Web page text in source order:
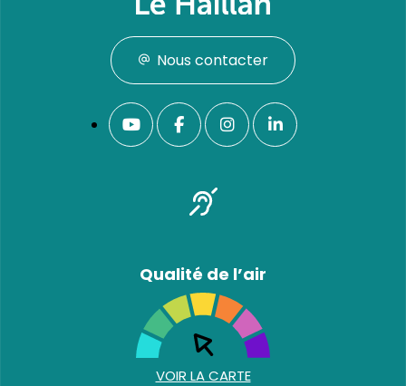
Nous contacter
Qualité de l’air
VOIR LA CARTE